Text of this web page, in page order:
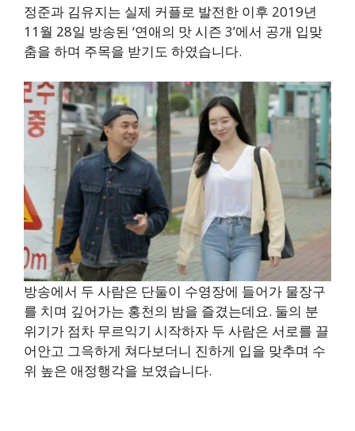
정준과 김유지는 실제 커플로 발전한 이후 2019년
11월 28일 방송된 ‘연애의 맛 시즌 3’에서 공개 입맞
춤을 하며 주목을 받기도 하였습니다.
방송에서 두 사람은 단둘이 수영장에 들어가 물장구
를 치며 깊어가는 홍천의 밤을 즐겼는데요. 둘의 분
위기가 점차 무르익기 시작하자 두 사람은 서로를 끌
어안고 그윽하게 쳐다보더니 진하게 입을 맞추며 수
위 높은 애정행각을 보였습니다.